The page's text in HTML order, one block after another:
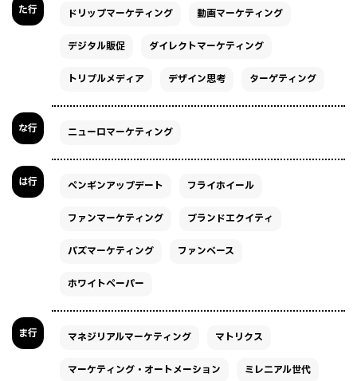
た行 ドリップマーケティング 動画マーケティング
デジタル販促 ダイレクトマーケティング
トリプルメディア デザイン思考 ターゲティング
な行 ニューロマーケティング
は行 ペンギンアップデート フライホイール
ファンマーケティング ブランドエクイティ
バズマーケティング ファンベース
ホワイトペーパー
ま行 マネジリアルマーケティング マトリクス
マーケティング・オートメーション ミレニアル世代